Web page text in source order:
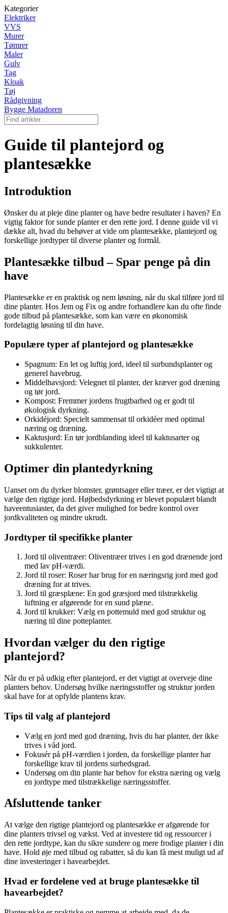
Kategorier
Elektriker
VVS
Murer
Tømrer
Maler
Gulv
Tag
Kloak
Tøj
Rådgivning
Bygge Matadoren
Guide til plantejord og
plantesække
Introduktion
Ønsker du at pleje dine planter og have bedre resultater i haven? En
vigtig faktor for sunde planter er den rette jord. I denne guide vil vi
dække alt, hvad du behøver at vide om plantesække, plantejord og
forskellige jordtyper til diverse planter og formål.
Plantesække tilbud – Spar penge på din
have
Plantesække er en praktisk og nem løsning, når du skal tilføre jord til
dine planter. Hos Jem og Fix og andre forhandlere kan du ofte finde
gode tilbud på plantesække, som kan være en økonomisk
fordelagtig løsning til din have.
Populære typer af plantejord og plantesække
Spagnum: En let og luftig jord, ideel til surbundsplanter og
generel havebrug.
Middelhavsjord: Velegnet til planter, der kræver god dræning
og tør jord.
Kompost: Fremmer jordens frugtbarhed og er godt til
økologisk dyrkning.
Orkidéjord: Specielt sammensat til orkidéer med optimal
næring og dræning.
Kaktusjord: En tør jordblanding ideel til kaktusarter og
sukkulenter.
Optimer din plantedyrkning
Uanset om du dyrker blomster, grøntsager eller træer, er det vigtigt at
vælge den rigtige jord. Højbedsdyrkning er blevet populært blandt
haveentusiaster, da det giver mulighed for bedre kontrol over
jordkvaliteten og mindre ukrudt.
Jordtyper til specifikke planter
Jord til oliventræer: Oliventræer trives i en god drænende jord
med lav pH-værdi.
Jord til roser: Roser har brug for en næringsrig jord med god
dræning for at trives.
Jord til græsplæne: En god græsjord med tilstrækkelig
luftning er afgørende for en sund plæne.
Jord til krukker: Vælg en pottemuld med god struktur og
næring til dine potteplanter.
Hvordan vælger du den rigtige
plantejord?
Når du er på udkig efter plantejord, er det vigtigt at overveje dine
planters behov. Undersøg hvilke næringsstoffer og struktur jorden
skal have for at opfylde plantens krav.
Tips til valg af plantejord
Vælg en jord med god dræning, hvis du har planter, der ikke
trives i våd jord.
Fokusér på pH-værdien i jorden, da forskellige planter har
forskellige krav til jordens surhedsgrad.
Undersøg om din plante har behov for ekstra næring og vælg
en jordtype med tilstrækkelige næringsstoffer.
Afsluttende tanker
At vælge den rigtige plantejord og plantesække er afgørende for
dine planters trivsel og vækst. Ved at investere tid og ressourcer i
den rette jordtype, kan du sikre sundere og mere frodige planter i din
have. Hold øje med tilbud og rabatter, så du kan få mest muligt ud af
dine investeringer i havearbejdet.
Hvad er fordelene ved at bruge plantesække til
havearbejdet?